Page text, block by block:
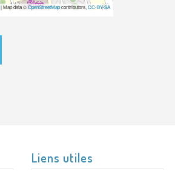
| Map data ©OpenStreetMapcontributors, CC-BY-SA
Liens utiles